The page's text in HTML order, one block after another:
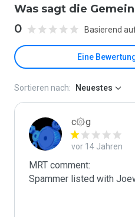
Was sagt die
0 Basierend
Eine
Sortieren nach: Neuestes
c۞g
vor 14 Jahren
MRT comment:
Spammer listed with